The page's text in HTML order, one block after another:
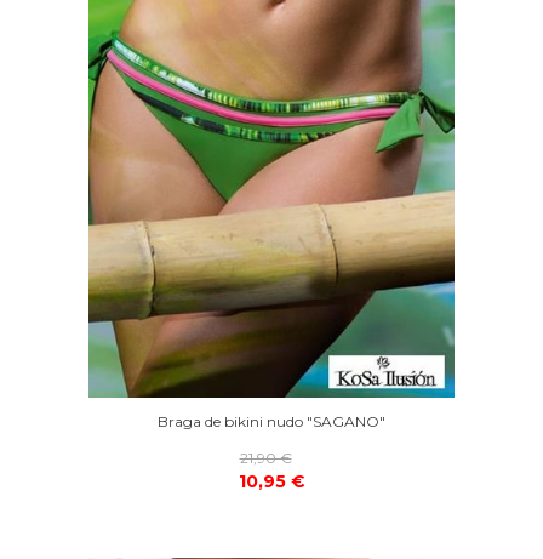
Braga de bikini nudo "SAGANO"
21,90 €
10,95 €